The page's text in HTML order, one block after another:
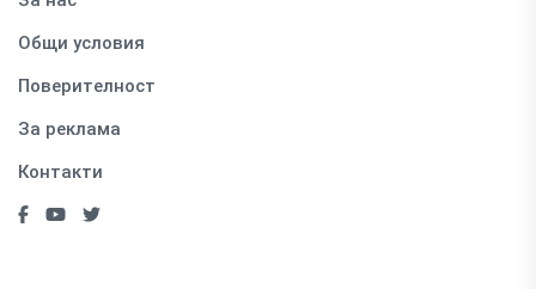
Общи условия
Поверителност
За реклама
Контакти